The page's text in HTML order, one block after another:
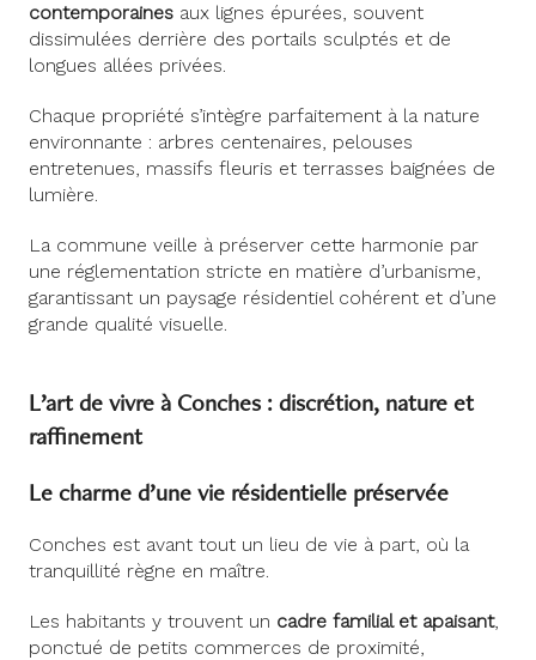
contemporaines aux lignes épurées, souvent
dissimulées derrière des portails sculptés et de
longues allées privées.
Chaque propriété s’intègre parfaitement à la nature
environnante : arbres centenaires, pelouses
entretenues, massifs fleuris et terrasses baignées de
lumière.
La commune veille à préserver cette harmonie par
une réglementation stricte en matière d’urbanisme,
garantissant un paysage résidentiel cohérent et d’une
grande qualité visuelle.
L’art de vivre à Conches : discrétion, nature et
raffinement
Le charme d’une vie résidentielle préservée
Conches est avant tout un lieu de vie à part, où la
tranquillité règne en maître.
Les habitants y trouvent un cadre familial et apaisant,
ponctué de petits commerces de proximité,